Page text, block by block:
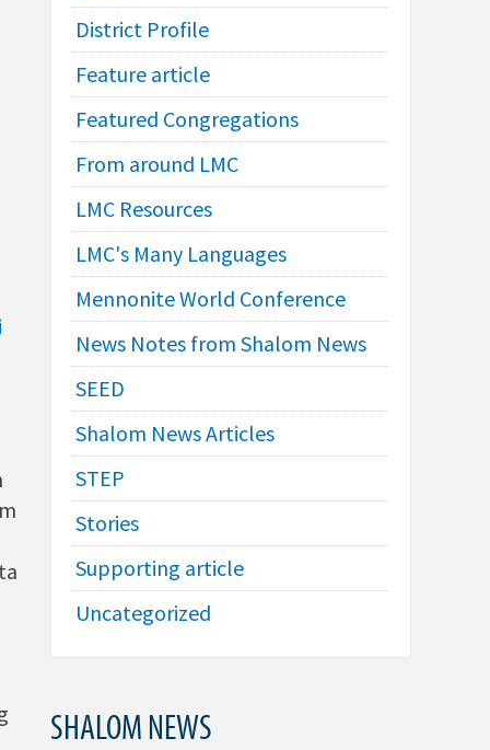
District Profile
Feature article
Featured Congregations
From around LMC
LMC Resources
LMC's Many Languages
Mennonite World Conference
News Notes from Shalom News
SEED
Shalom News Articles
STEP
Stories
Supporting article
Uncategorized
SHALOM NEWS